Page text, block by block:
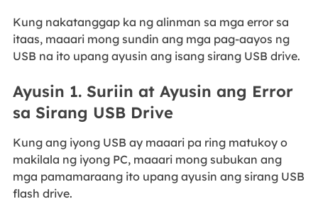
Kung nakatanggap ka ng alinman sa mga error sa
itaas, maaari mong sundin ang mga pag-aayos ng
USB na ito upang ayusin ang isang sirang USB drive.
Ayusin 1. Suriin at Ayusin ang Error
sa Sirang USB Drive
Kung ang iyong USB ay maaari pa ring matukoy o
makilala ng iyong PC, maaari mong subukan ang
mga pamamaraang ito upang ayusin ang sirang USB
flash drive.